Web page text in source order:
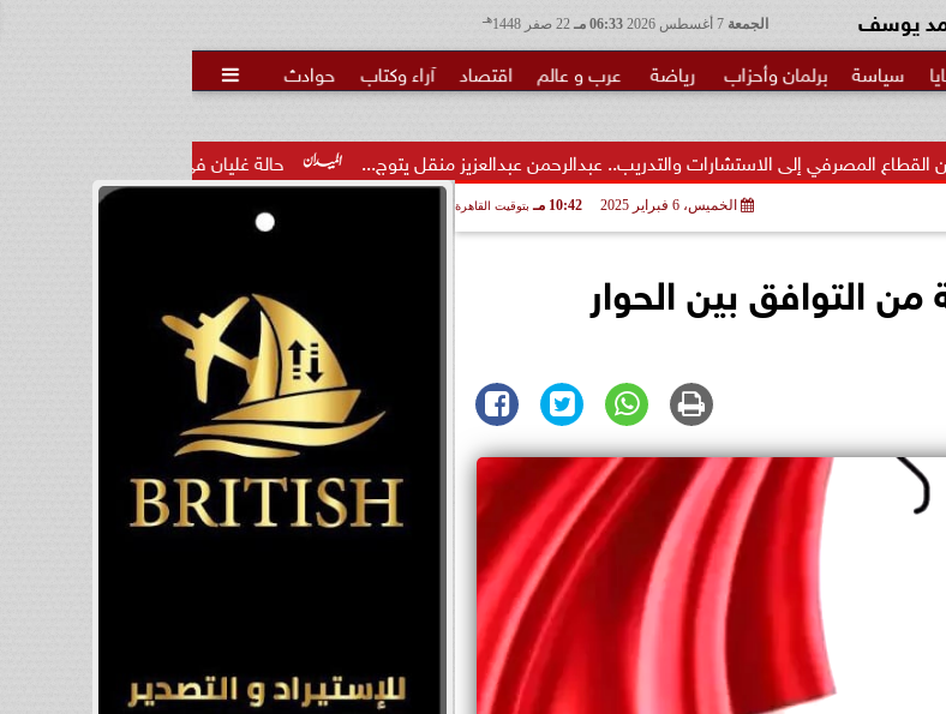
الجمعة 06:33 مـ هـ يوسف
سياسة برلمان وأحزاب رياضة عرب و عالم اقتصاد آراء وكتاب حوادث 
حالة غليان في نادي الشيخ زايد: اتهامات للجنة المؤقتة بـ... الاستشارات والتدريب.. عبدالرحمن عبدالعزيز منقل يتوج...
الخميس، 6 فبراير 2025 10:42 مـ بتوقيت القاهرة
التوافق بين الحوار